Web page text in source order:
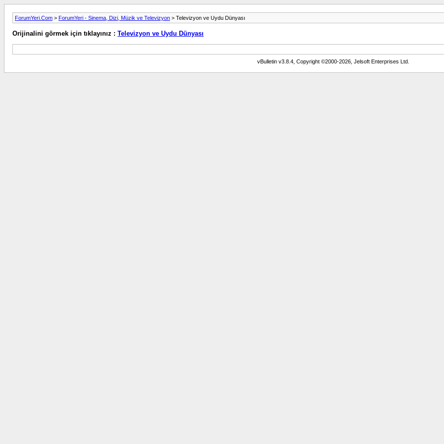
ForumYeri.Com > ForumYeri - Sinema, Dizi, Müzik ve Televizyon > Televizyon ve Uydu Dünyası
Orijinalini görmek için tıklayınız : Televizyon ve Uydu Dünyası
vBulletin v3.8.4, Copyright ©2000-2026, Jelsoft Enterprises Ltd.